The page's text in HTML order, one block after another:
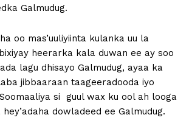
Galmudug.
oo mas’uuliyiinta kulanka uu la
heerarka kala duwan ee ay soo
lagu dhisayo Galmudug, ayaa ka
jibbaaraan taageeradooda iyo
si guul wax ku ool ah looga
dowladeed ee Galmudug.